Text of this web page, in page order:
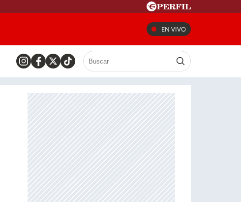
EN VIVO